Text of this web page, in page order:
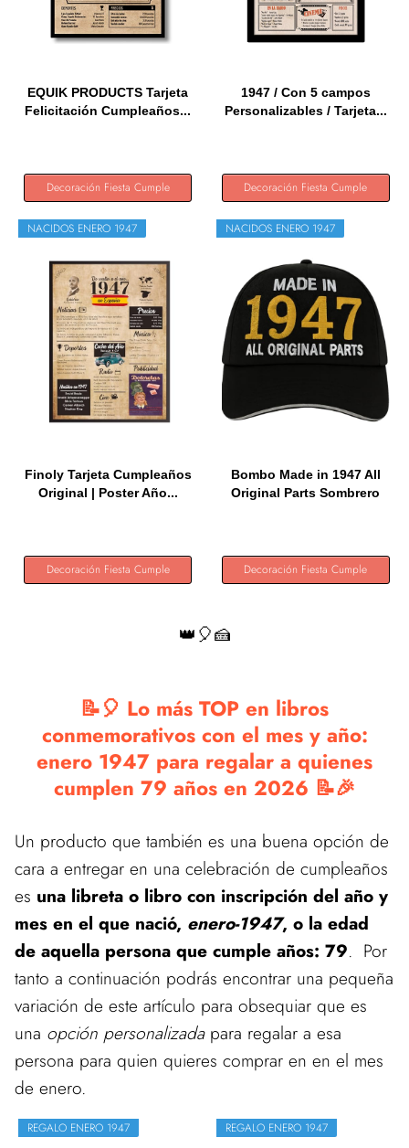
EQUIK PRODUCTS Tarjeta
Felicitación Cumpleaños...
Decoración Fiesta Cumple
1947 / Con 5 campos
Personalizables / Tarjeta...
Decoración Fiesta Cumple
NACIDOS ENERO 1947
Finoly Tarjeta Cumpleaños
Original | Poster Año...
Decoración Fiesta Cumple
NACIDOS ENERO 1947
Bombo Made in 1947 All
Original Parts Sombrero
Decoración Fiesta Cumple
👑🎈🍰
📝🎈 Lo más TOP en libros
conmemorativos con el mes y año:
enero 1947 para regalar a quienes
cumplen 79 años en 2026 📝🎉
Un producto que también es una buena opción de
cara a entregar en una celebración de cumpleaños
es una libreta o libro con inscripción del año y
mes en el que nació, enero-1947, o la edad
de aquella persona que cumple años: 79. Por
tanto a continuación podrás encontrar una pequeña
variación de este artículo para obsequiar que es
una opción personalizadapara regalar a esa
persona para quien quieres comprar en en el mes
de enero.
REGALO ENERO 1947 REGALO ENERO 1947